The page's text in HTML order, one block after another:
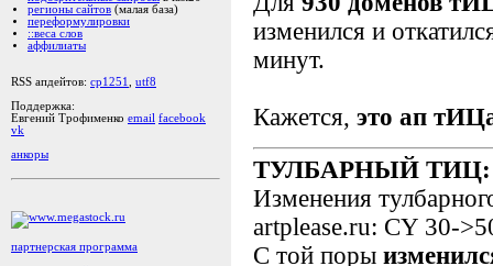
регионы сайтов (малая база)
переформулировки
::веса слов
аффилиаты
RSS апдейтов: cp1251
utf8
Поддержка:
Евгений Трофименко email facebook
vk
анкоры
партнерская программа
изменился и
минут.
Кажется, это ап
ТУЛБАРНЫЙ ТИЦ:
Изменения
artplease.ru: CY 30-
С той поры